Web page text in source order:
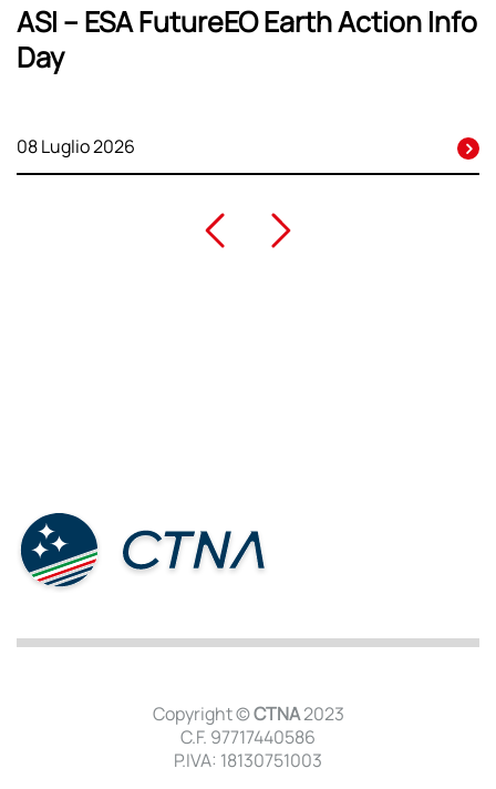
ASI – ESA FutureEO Earth Action Info
Day
08 Luglio 2026
Copyright ©CTNA2023
C.F. 97717440586
P.IVA: 18130751003